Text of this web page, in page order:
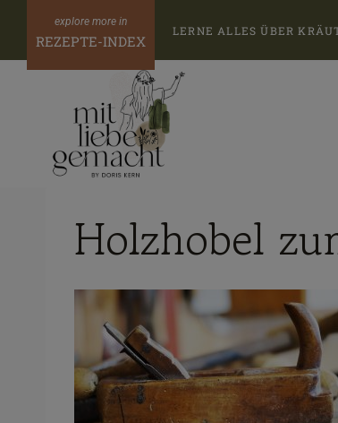
Inhalt
springen
REZEPTE-INDEX
LERNE ALLES ÜBER
Holzhobel